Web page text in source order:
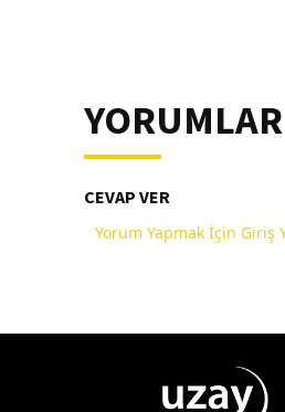
YORUMLAR
CEVAP VER
Yorum Yapmak İçin Giriş